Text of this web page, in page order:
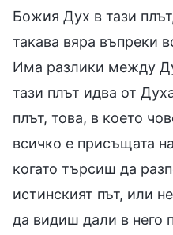
Божия Дух в тази
такава вяра въпреки
Има разлики между
тази плът идва от
плът, това, в което
всичко е присъщата
когато търсиш да
истинският път, или
да видиш дали в него